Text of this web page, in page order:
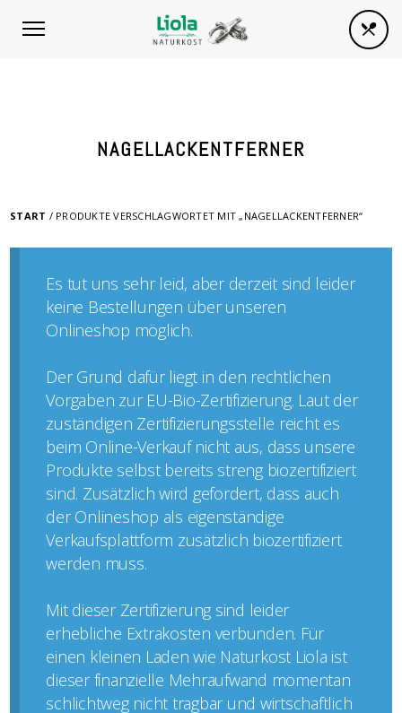
NAGELLACKENTFERNER
START / PRODUKTE VERSCHLAGWORTET MIT „NAGELLACKENTFERNER“
Es tut uns sehr leid, aber derzeit sind leider
keine Bestellungen über unseren
Onlineshop möglich.
Der Grund dafür liegt in den rechtlichen
Vorgaben zur EU-Bio-Zertifizierung. Laut der
zuständigen Zertifizierungsstelle reicht es
beim Online-Verkauf nicht aus, dass unsere
Produkte selbst bereits streng biozertifiziert
sind. Zusätzlich wird gefordert, dass auch
der Onlineshop als eigenständige
Verkaufsplattform zusätzlich biozertifiziert
werden muss.
Mit dieser Zertifizierung sind leider
erhebliche Extrakosten verbunden. Für
einen kleinen Laden wie Naturkost Liola ist
dieser finanzielle Mehraufwand momentan
schlichtweg nicht tragbar und wirtschaftlich